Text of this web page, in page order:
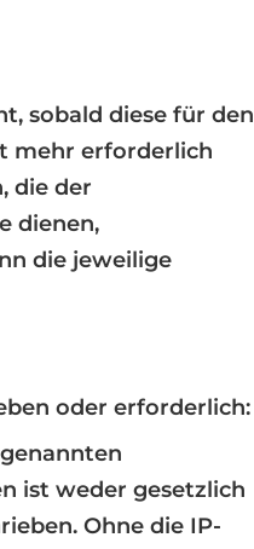
sobald diese für den
mehr erforderlich
die der
dienen,
die jeweilige
oder erforderlich:
ist weder gesetzlich
Ohne die IP-